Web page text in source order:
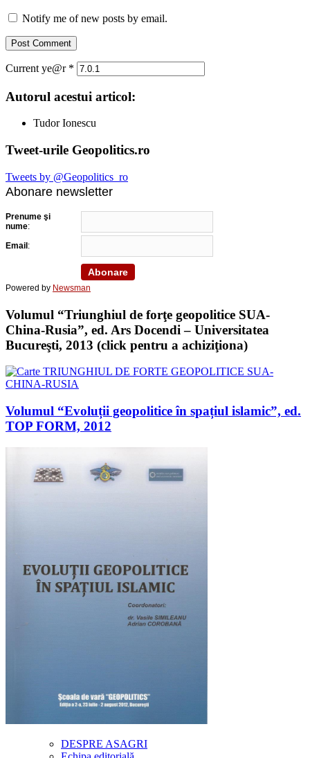
Notify me of new posts by email.
Current ye@r *
Autorul acestui articol:
Tudor Ionescu
Tweet-urile Geopolitics.ro
Tweets by @Geopolitics_ro
Abonare newsletter
Prenume şi
nume:
Email:
Powered by Newsman
Volumul “Triunghiul de forţe geopolitice SUA-
China-Rusia”, ed. Ars Docendi – Universitatea
Bucureşti, 2013 (click pentru a achiziţiona)
Volumul “Evoluții geopolitice în spațiul islamic”, ed.
TOP FORM, 2012
DESPRE ASAGRI